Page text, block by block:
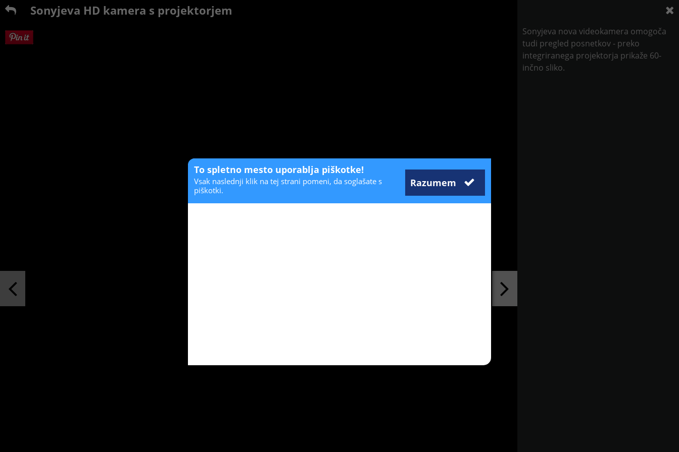
Sonyjeva HD kamera s projektorjem
Sonyjeva nova videokamera omogoča
tudi pregled posnetkov - preko
integriranega projektorja prikaže 60-
inčno sliko.
To spletno mesto uporablja piškotke!
Razumem
Vsak naslednji klik na tej strani pomeni, da soglašate s
piškotki.